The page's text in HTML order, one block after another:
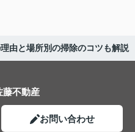
由と場所別の掃除のコツも解説
藤不動産
お問い合わせ